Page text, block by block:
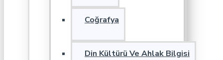
Coğrafya
Din Kültürü Ve Ahlak Bilgisi